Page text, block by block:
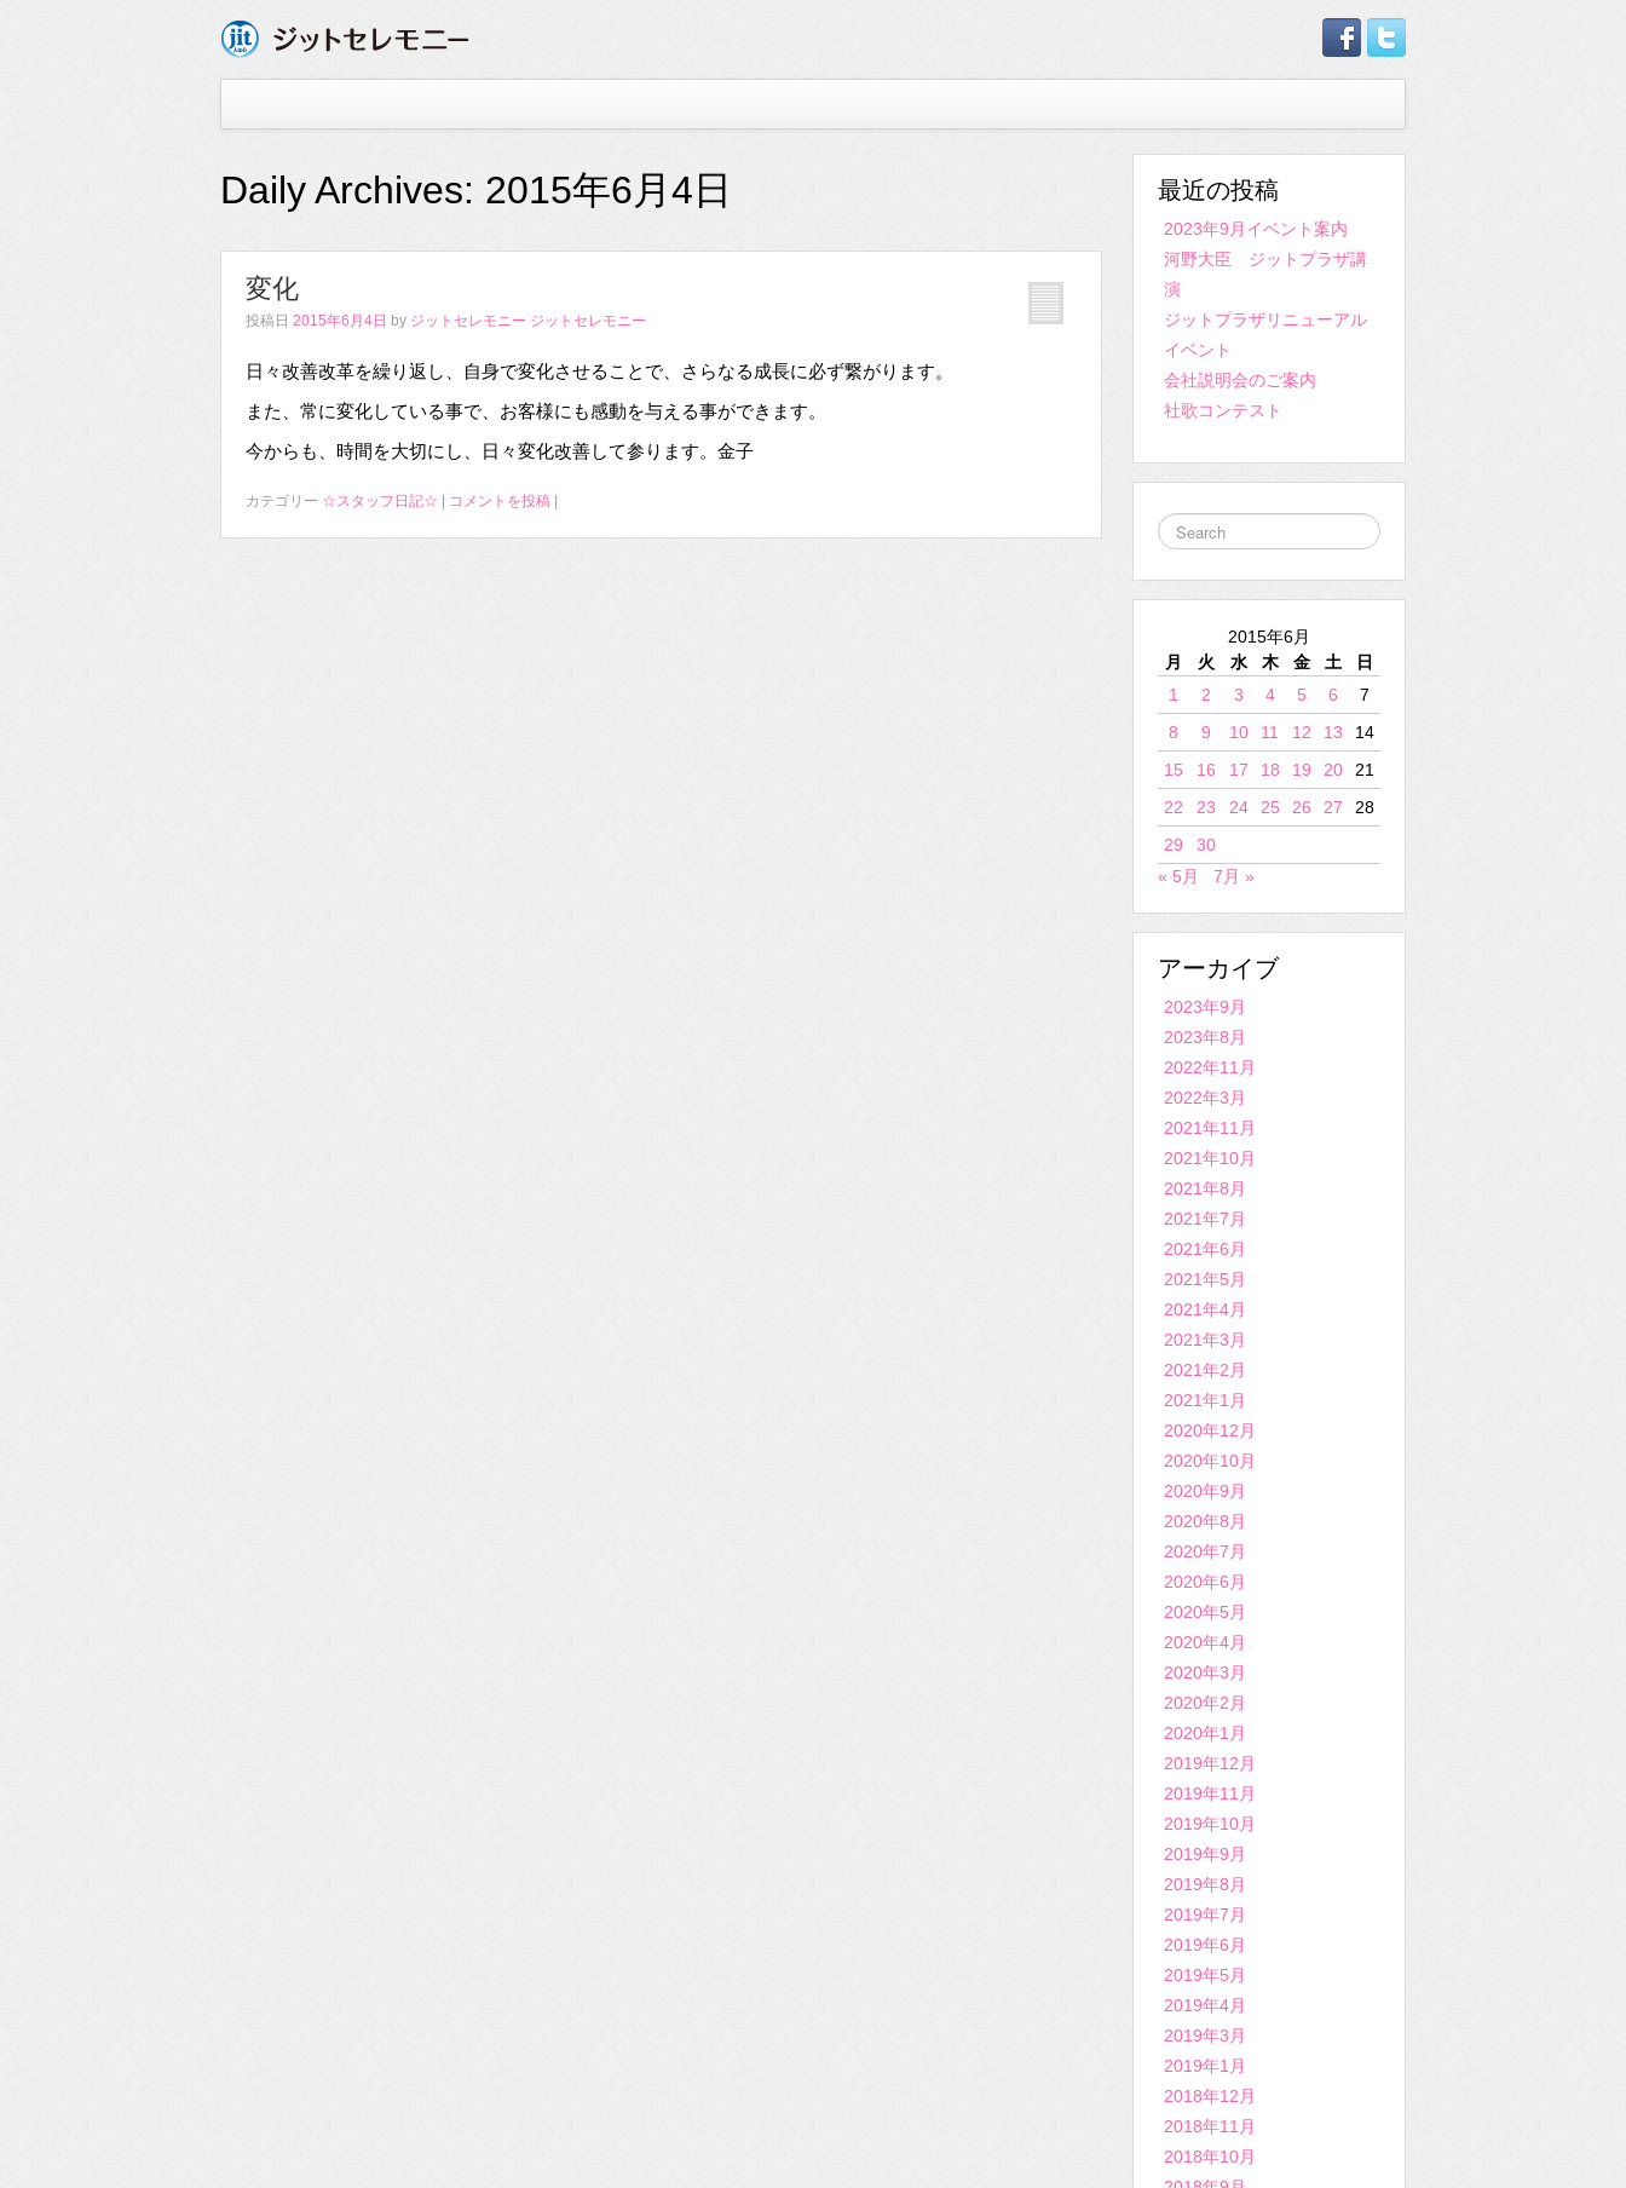
Daily Archives: 2015年6月4日
変化
投稿日 2015年6月4日 by ジットセレモニー ジットセレモニー
日々改善改革を繰り返し、自身で変化させることで、さらなる成長に必ず繋がります。
また、常に変化している事で、お客様にも感動を与える事ができます。
今からも、時間を大切にし、日々変化改善して参ります。金子
カテゴリー ☆スタッフ日記☆ コメントを投稿
最近の投稿
2023年9月イベント案内
河野大臣 ジットプラザ講
演
ジットプラザリニューアル
イベント
会社説明会のご案内
社歌コンテスト
2015年6月
月
火 水 木 金 土
日
1
2 3 4 5 6
7
8
9 10 11 12 13
14
15
16 17 18 19 20
21
22
23 24 25 26 27
28
29
30
« 5月
7月 »
アーカイブ
2023年9月
2023年8月
2022年11月
2022年3月
2021年11月
2021年10月
2021年8月
2021年7月
2021年6月
2021年5月
2021年4月
2021年3月
2021年2月
2021年1月
2020年12月
2020年10月
2020年9月
2020年8月
2020年7月
2020年6月
2020年5月
2020年4月
2020年3月
2020年2月
2020年1月
2019年12月
2019年11月
2019年10月
2019年9月
2019年8月
2019年7月
2019年6月
2019年5月
2019年4月
2019年3月
2019年1月
2018年12月
2018年11月
2018年10月